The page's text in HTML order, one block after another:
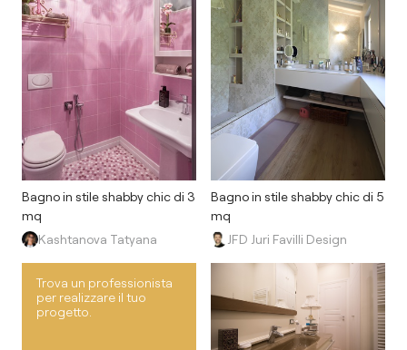
Bagno in stile shabby chic di 3
mq
Kashtanova Tatyana
Trova un professionista
per realizzare il tuo
progetto.
Bagno in stile shabby chic di 5
mq
JFD Juri Favilli Design